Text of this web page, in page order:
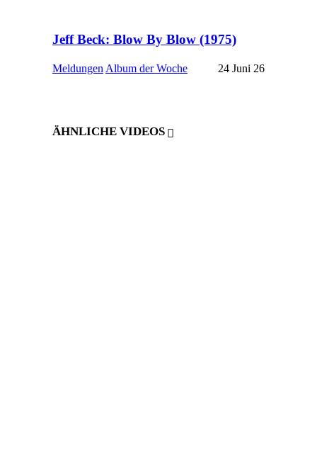
Jeff Beck: Blow By Blow (1975)
Meldungen Album der Woche 24 Juni 26
ÄHNLICHE VIDEOS